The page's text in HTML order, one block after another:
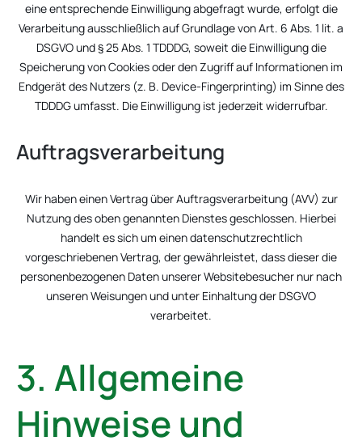
eine entsprechende Einwilligung abgefragt wurde, erfolgt die
Verarbeitung ausschließlich auf Grundlage von Art. 6 Abs. 1 lit. a
DSGVO und § 25 Abs. 1 TDDDG, soweit die Einwilligung die
Speicherung von Cookies oder den Zugriff auf Informationen im
Endgerät des Nutzers (z. B. Device-Fingerprinting) im Sinne des
TDDDG umfasst. Die Einwilligung ist jederzeit widerrufbar.
Auftragsverarbeitung
Wir haben einen Vertrag über Auftragsverarbeitung (AVV) zur
Nutzung des oben genannten Dienstes geschlossen. Hierbei
handelt es sich um einen datenschutzrechtlich
vorgeschriebenen Vertrag, der gewährleistet, dass dieser die
personenbezogenen Daten unserer Websitebesucher nur nach
unseren Weisungen und unter Einhaltung der DSGVO
verarbeitet.
3. Allgemeine
Hinweise und